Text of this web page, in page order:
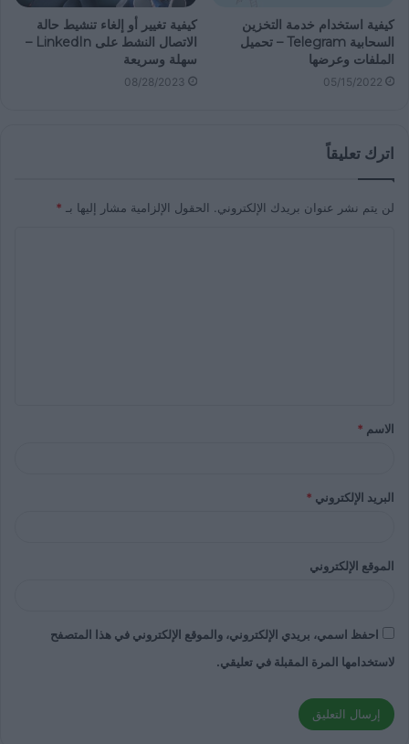
كيفية استخدام خدمة التخزين
السحابية Telegram – تحميل
الملفات وعرضها
05/15/2022
كيفية تغيير أو إلغاء تنشيط حالة
الاتصال النشط على LinkedIn –
سهلة وسريعة
08/28/2023
اترك تعليقاً
لن يتم نشر عنوان بريدك الإلكتروني. الحقول الإلزامية مشار إليها بـ *
الاسم *
البريد الإلكتروني *
الموقع الإلكتروني
احفظ اسمي، بريدي الإلكتروني، والموقع الإلكتروني في هذا المتصفح
لاستخدامها المرة المقبلة في تعليقي.